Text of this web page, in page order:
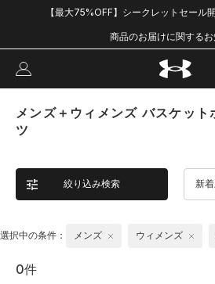
【最大75%OFF】シークレットセール
商品のお届けに関する
メンズ＋ウィメンズ バスケット
ツ
絞り込み検索 新
選択中の条件： メンズ ウィメンズ
0件